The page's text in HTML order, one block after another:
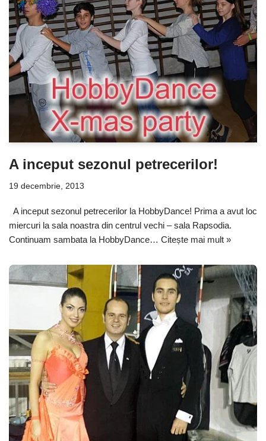
A inceput sezonul petrecerilor!
19 decembrie, 2013
A inceput sezonul petrecerilor la HobbyDance! Prima a avut loc
miercuri la sala noastra din centrul vechi – sala Rapsodia.
Continuam sambata la HobbyDance… Citește mai mult »